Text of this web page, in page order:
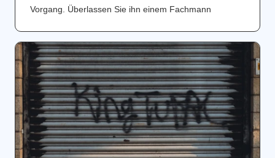
Vorgang. Überlassen Sie ihn einem Fachmann